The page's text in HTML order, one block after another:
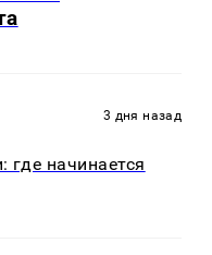
3 дня назад
где начинается